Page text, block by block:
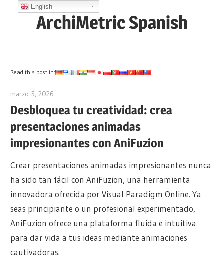
Saltar
ArchiMetric Spanish
Ops,
and
More
Read this post in:
marzo 5, 2026
Desbloquea tu creatividad: crea
presentaciones animadas
impresionantes con AniFuzion
Crear presentaciones animadas impresionantes nunca
ha sido tan fácil con AniFuzion, una herramienta
innovadora ofrecida por Visual Paradigm Online. Ya
seas principiante o un profesional experimentado,
AniFuzion ofrece una plataforma fluida e intuitiva
para dar vida a tus ideas mediante animaciones
cautivadoras.
English